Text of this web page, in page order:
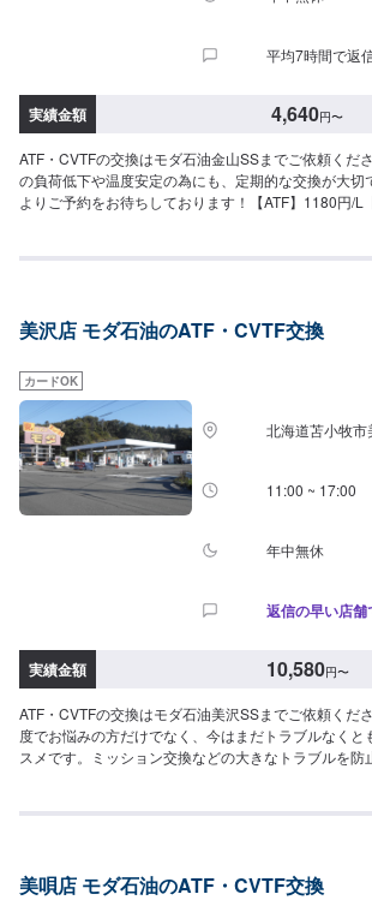
平均7時間で返
実績金額 4,640円〜
ATF・CVTFの交換はモダ石油金山SSまでご依頼くだ
の負荷低下や温度安定の為にも、定期的な交換が大切
よりご予約をお待ちしております！【ATF】1180円/L
美沢店 モダ石油のATF・CVTF交換
カードOK
北海道苫小牧市
11:00 ~ 17:00
年中無休
返信の早い店舗
実績金額 10,580円〜
ATF・CVTFの交換はモダ石油美沢SSまでご依頼くだ
度でお悩みの方だけでなく、今はまだトラブルなくと
スメです。ミッション交換などの大きなトラブルを防
美唄店 モダ石油のATF・CVTF交換